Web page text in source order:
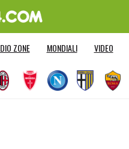
ZONE MONDIALI VIDEO